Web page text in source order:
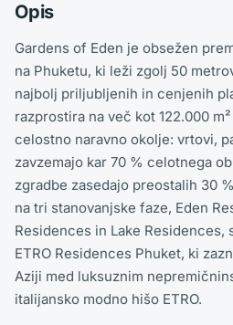
Opis
Gardens of Eden je obsežen
na Phuketu, ki leži zgolj 50
najbolj priljubljenih in cenjenih
razprostira na več kot 122.000
celostno naravno okolje: vrtovi,
zavzemajo kar 70 % celotnega
zgradbe zasedajo preostalih 30
na tri stanovanjske faze, Eden
Residences in Lake Residences,
ETRO Residences Phuket, ki
Aziji med luksuznim
italijansko modno hišo ETRO.